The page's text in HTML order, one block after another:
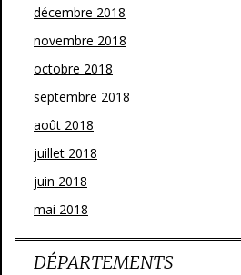
décembre 2018
novembre 2018
octobre 2018
septembre 2018
août 2018
juillet 2018
juin 2018
mai 2018
DÉPARTEMENTS